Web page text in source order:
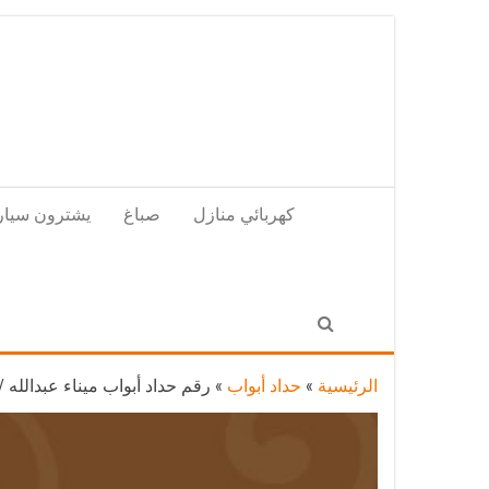
يشترون صباغ كهربائي منازل
الرئيسية » حداد أبواب » رقم حداد أبواب ميناء عبدالله / 56585569 / معلم حداد جميع أعمال